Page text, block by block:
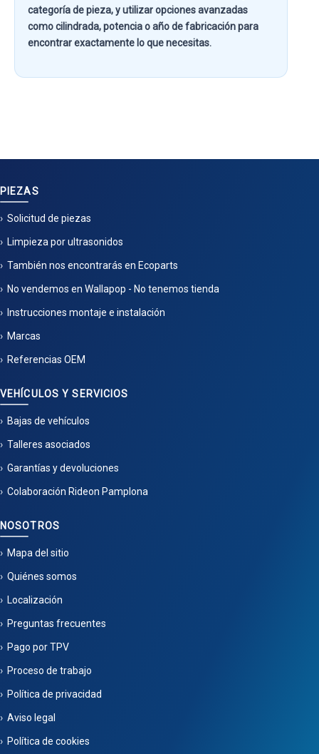
categoría de pieza, y utilizar opciones avanzadas
comocilindrada, potencia o año de fabricaciónpara
encontrar exactamente lo que necesitas.
PIEZAS
Solicitud de piezas
Limpieza por ultrasonidos
También nos encontrarás en Ecoparts
No vendemos en Wallapop - No tenemos tienda
Instrucciones montaje e instalación
Marcas
Referencias OEM
VEHÍCULOS Y SERVICIOS
Bajas de vehículos
Talleres asociados
Garantías y devoluciones
Colaboración Rideon Pamplona
NOSOTROS
Mapa del sitio
Quiénes somos
Localización
Preguntas frecuentes
Pago por TPV
Proceso de trabajo
Política de privacidad
Aviso legal
Política de cookies